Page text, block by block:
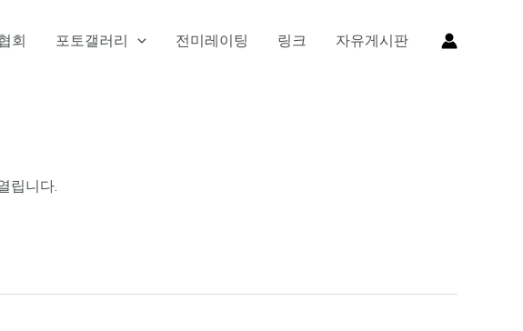
회 포토갤러리 전미레이팅 링크 자유게시판
립니다.